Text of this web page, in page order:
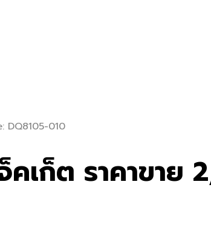
DQ8105-010
จ็คเก็ต ราคาขา